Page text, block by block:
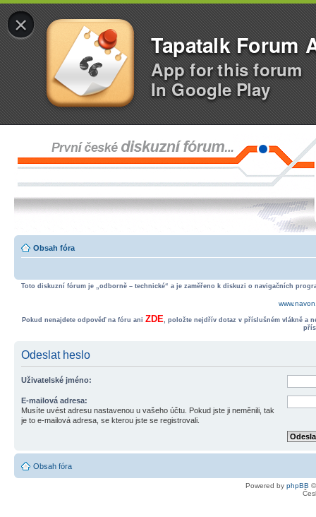
×
Tapatalk Forum
App for this forum
In Google Play
Obsah fóra
Toto diskuzní fórum je „odborně – technické“ a je zaměřeno k diskuzi o navigačních
Pokud nenajdete odpověď na fóru ani ZDE, položte nejdřív dotaz v příslušném vlákně a
Odeslat heslo
Uživatelské jméno:
E-mailová adresa:
Musíte uvést adresu nastavenou u vašeho účtu. Pokud jste ji neměnili, tak
je to e-mailová adresa, se kterou jste se registrovali.
Obsah fóra
Powered by phpBB